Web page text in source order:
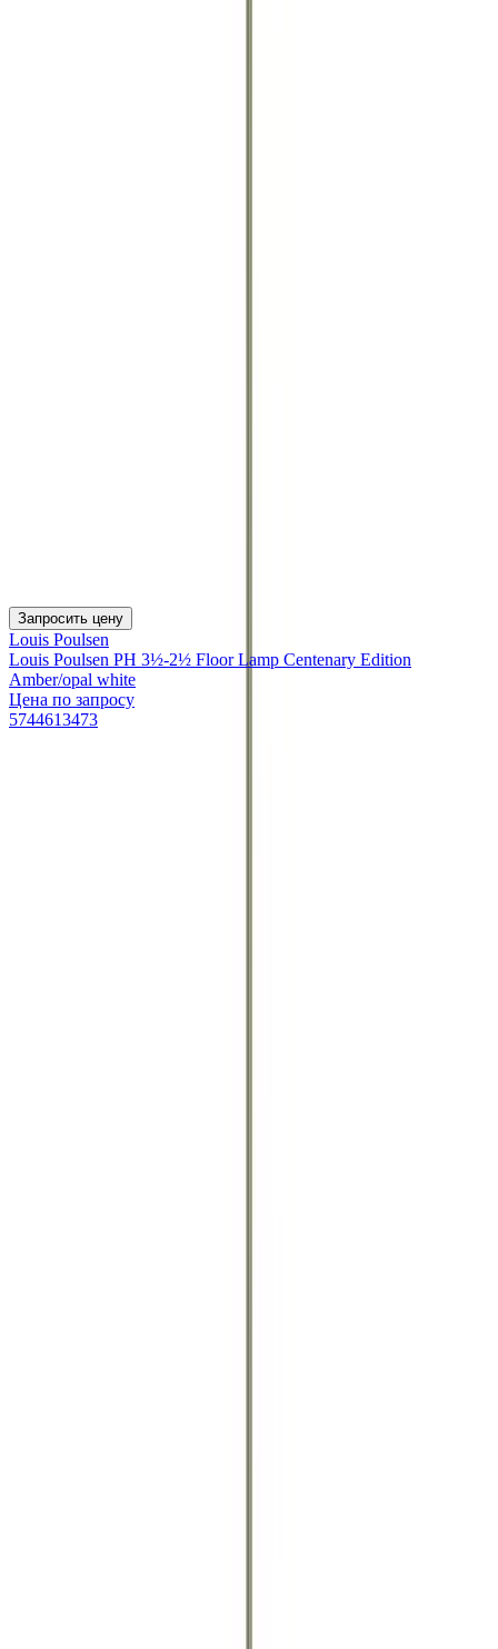
Запросить цену
Louis Poulsen
Louis Poulsen PH 3½-2½ Floor Lamp Centenary Edition
Amber/opal white
Цена по запросу
5744613473